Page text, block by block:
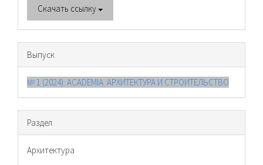
Скачать ссылку
Выпуск
№ 1 (2024): ACADEMIA. АРХИТЕКТУРА И СТРОИТЕЛЬСТВО
Раздел
Архитектура